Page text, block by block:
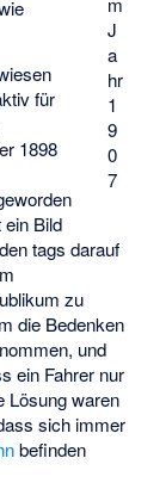
J
a
hr
1
9
0
7
für
1898
Bild
tags darauf
zu
die Bedenken
und
ein Fahrer nur
Lösung waren
sich immer
befinden